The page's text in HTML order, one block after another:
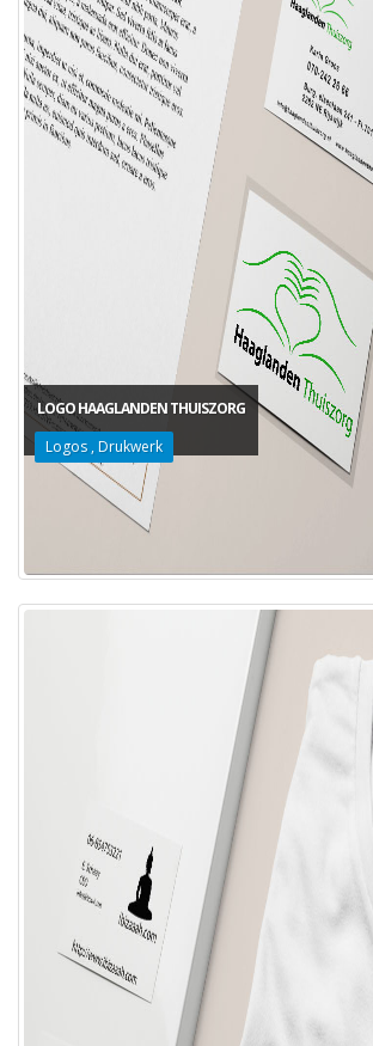
LOGO HAAGLANDEN THUISZORG
Logos,Drukwerk